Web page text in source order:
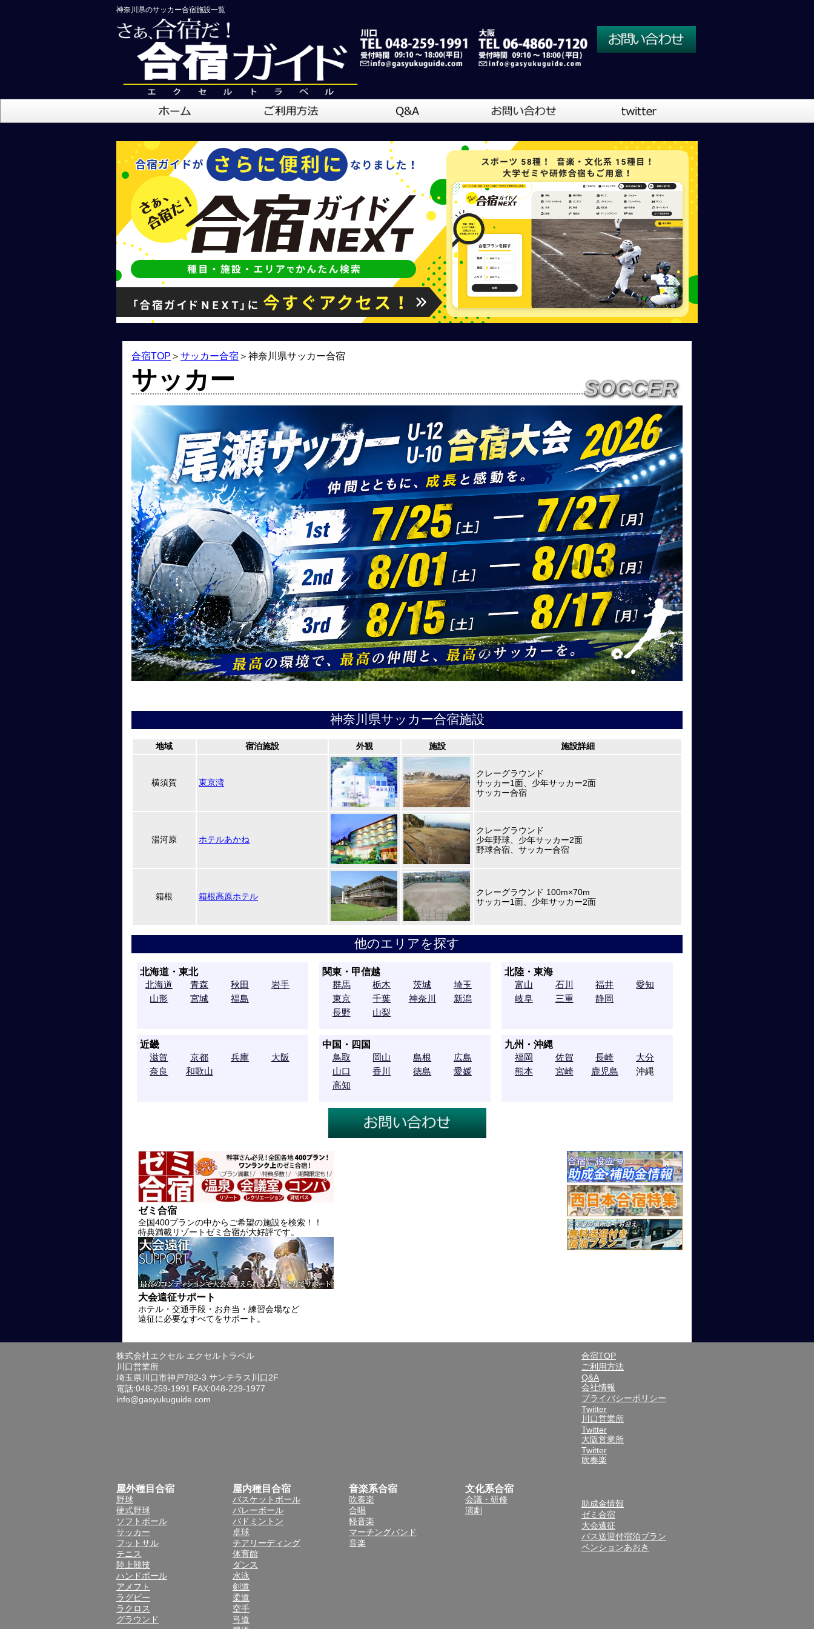
神奈川県のサッカー合宿施設一覧
大阪営業所
吹奏楽
合宿TOP ＞ サッカー合宿 ＞ 神奈川県サッカー合宿
サッカー SOCCER
神奈川県サッカー合宿施設
地域 宿泊施設 外観 施設 施設詳細
横須賀 東京湾
クレーグラウンド
サッカー1面、少年サッカー2面
サッカー合宿
湯河原 ホテルあかね
クレーグラウンド
少年野球、少年サッカー2面
野球合宿、サッカー合宿
箱根 箱根高原ホテル
クレーグラウンド 100m×70m
サッカー1面、少年サッカー2面
他のエリアを探す
北海道・東北
北海道 青森 秋田
岩手
山形
宮城 福島
関東・甲信越
群馬 栃木 茨城
埼玉
東京
千葉 神奈川
新潟
長野
山梨
北陸・東海
富山 石川 福井
愛知
岐阜
三重 静岡
近畿
滋賀 京都 兵庫
大阪
奈良
和歌山
中国・四国
鳥取 岡山 島根
広島
山口
香川 徳島
愛媛
高知
九州・沖縄
福岡 佐賀 長崎
大分
熊本
宮崎 鹿児島 沖縄
ゼミ合宿
全国400プランの中からご希望の施設を検索！！
特典満載リゾートゼミ合宿が大好評です。
大会遠征サポート
ホテル・交通手段・お弁当・練習会場など
遠征に必要なすべてをサポート。
株式会社エクセル エクセルトラベル
川口営業所
埼玉県川口市神戸782-3 サンテラス川口2F
電話:048-259-1991 FAX:048-229-1977
info@gasyukuguide.com
合宿TOP
ご利用方法
Q&A
会社情報
プライバシーポリシー
Twitter
川口営業所
Twitter
大阪営業所
Twitter
吹奏楽
屋外種目合宿
野球
硬式野球
ソフトボール
サッカー
フットサル
テニス
陸上競技
ハンドボール
アメフト
ラグビー
ラクロス
グラウンド
屋内種目合宿
バスケットボール
バレーボール
バドミントン
卓球
チアリーディング
体育館
ダンス
水泳
剣道
柔道
空手
弓道
音楽系合宿
吹奏楽
合唱
軽音楽
マーチングバンド
音楽
文化系合宿
会議・研修
演劇
助成金情報
ゼミ合宿
大会遠征
バス送迎付宿泊プラン
ペンションあおき